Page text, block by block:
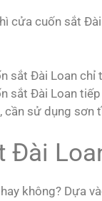
cửa cuốn sắt
sắt Đài Loan chỉ
sắt Đài Loan
sử dụng sơn
Đài
không? Dựa